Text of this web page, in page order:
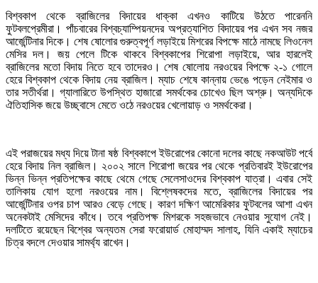
বিশ্বকাপ থেকে ব্রাজিলের বিদায়ের ধাক্কা এখনও কাটিয়ে উঠতে পারেননি
ফুটবলপ্রেমীরা। পাঁচবারের বিশ্বচ্যাম্পিয়নদের অপ্রত্যাশিত বিদায়ের পর এখন সব নজর
আর্জেন্টিনার দিকে। শেষ ষোলোর গুরুত্বপূর্ণ লড়াইয়ে মিশরের বিপক্ষে মাঠে নামছে লিওনেল
মেসির দল। জয় পেলে টিকে থাকবে বিশ্বকাপের শিরোপা লড়াইয়ে, আর হারলেই
ব্রাজিলের মতো বিদায় নিতে হবে তাদেরও। শেষ ষোলোয় নরওয়ের বিপক্ষে ২-১ গোলে
হেরে বিশ্বকাপ থেকে বিদায় নেয় ব্রাজিল। ম্যাচ শেষে কান্নায় ভেঙে পড়েন নেইমার ও
তার সতীর্থরা। গ্যালারিতে উপস্থিত হাজারো সমর্থকের চোখেও ছিল অশ্রু। অন্যদিকে
ঐতিহাসিক জয়ে উচ্ছ্বাসে মেতে ওঠে নরওয়ের খেলোয়াড় ও সমর্থকেরা।
এই পরাজয়ের মধ্য দিয়ে টানা ষষ্ঠ বিশ্বকাপে ইউরোপের কোনো দলের কাছে নকআউট পর্বে
হেরে বিদায় নিল ব্রাজিল। ২০০২ সালে শিরোপা জয়ের পর থেকে প্রতিবারই ইউরোপের
ভিন্ন ভিন্ন প্রতিপক্ষের কাছে থেমে গেছে সেলেসাওদের বিশ্বকাপ যাত্রা। এবার সেই
তালিকায় যোগ হলো নরওয়ের নাম। বিশ্লেষকদের মতে, ব্রাজিলের বিদায়ের পর
আর্জেন্টিনার ওপর চাপ আরও বেড়ে গেছে। কারণ দক্ষিণ আমেরিকার ফুটবলের আশা এখন
অনেকটাই মেসিদের কাঁধে। তবে প্রতিপক্ষ মিশরকে সহজভাবে নেওয়ার সুযোগ নেই।
দলটিতে রয়েছেন বিশ্বের অন্যতম সেরা ফরোয়ার্ড মোহাম্মদ সালাহ, যিনি একাই ম্যাচের
চিত্র বদলে দেওয়ার সামর্থ্য রাখেন।